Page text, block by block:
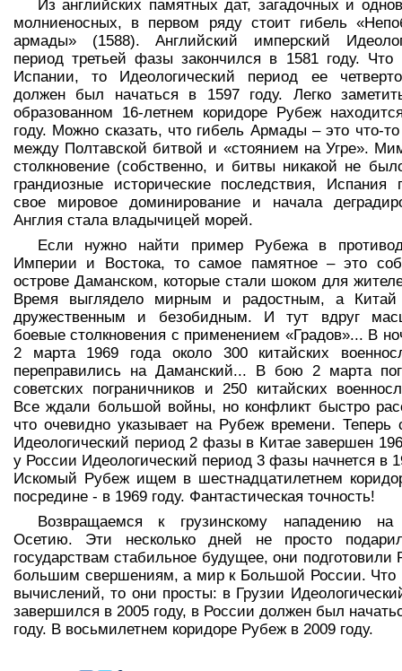
Из английских памятных дат, загадочных и
молниеносных, в первом ряду стоит гибель
армады» (1588). Английский имперский
период третьей фазы закончился в 1581 году. Что
Испании, то Идеологический период ее
должен был начаться в 1597 году. Легко
образованном 16-летнем коридоре Рубеж
году. Можно сказать, что гибель Армады – это что-
между Полтавской битвой и «стоянием на Угре».
столкновение (собственно, и битвы никакой не
грандиозные исторические последствия, Испания
свое мировое доминирование и начала
Англия стала владычицей морей.
Если нужно найти пример Рубежа в
Империи и Востока, то самое памятное – это
острове Даманском, которые стали шоком для
Время выглядело мирным и радостным, а Китай
дружественным и безобидным. И тут вдруг
боевые столкновения с применением «Градов»... В
2 марта 1969 года около 300 китайских
переправились на Даманский... В бою 2 марта
советских пограничников и 250 китайских
Все ждали большой войны, но конфликт быстро
что очевидно указывает на Рубеж времени. Теперь
Идеологический период 2 фазы в Китае завершен
у России Идеологический период 3 фазы начнется в
Искомый Рубеж ищем в шестнадцатилетнем
посредине - в 1969 году. Фантастическая точность!
Возвращаемся к грузинскому нападению
Осетию. Эти несколько дней не просто
государствам стабильное будущее, они подготовили
большим свершениям, а мир к Большой России. Что
вычислений, то они просты: в Грузии
завершился в 2005 году, в России должен был
году. В восьмилетнем коридоре Рубеж в 2009 году.